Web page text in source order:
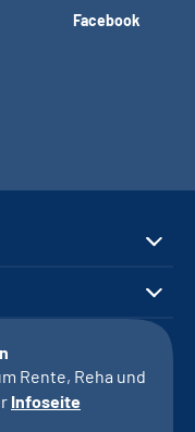
Facebook
Rente, Reha und
Infoseite